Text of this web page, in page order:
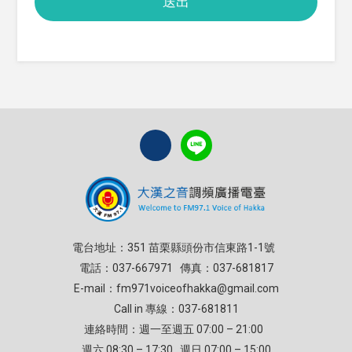
電台地址：351 苗栗縣頭份市信東路1-1號
電話：037-667971 傳真：037-681817
E-mail： fm971voiceofhakka@gmail.com
Call in 專線：037-681811
連絡時間：週一至週五 07:00 – 21:00